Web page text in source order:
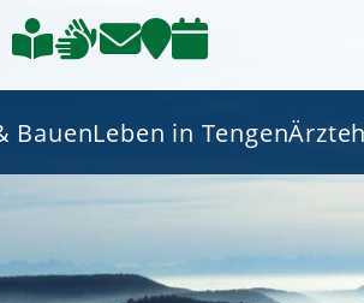
BauenLeben in Tengen